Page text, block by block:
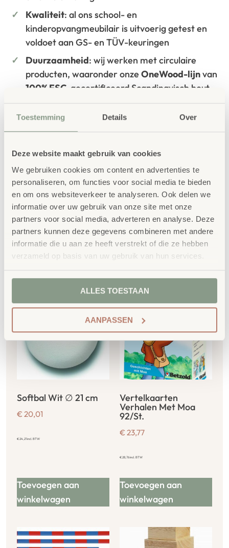
Toestemming Details Over
Deze website maakt gebruik van cookies
We gebruiken cookies om content en advertenties te
personaliseren, om functies voor social media te bieden
en om ons websiteverkeer te analyseren. Ook delen we
informatie over uw gebruik van onze site met onze
partners voor social media, adverteren en analyse. Deze
partners kunnen deze gegevens combineren met andere
informatie die u aan ze heeft verstrekt of die ze hebben
verzameld op basis van uw gebruik van hun services.
ALLES TOESTAAN
AANPASSEN
Kwaliteit: al ons school- en
kinderopvangmeubilair is uitvoerig getest en
voldoet aan GS- en TÜV-keuringen
Duurzaamheid: wij werken met circulaire
producten, waaronder onzeOneWood-lijnvan
100% FSC -gecertificeerd Scandinavisch hout.
Daarnaast zelfs voorzien van het
milieukeurmerk
EU-Ecolabel
Extra informatie
SKU 85141
Gerelateerde
producten
Softbal Wit ∅ 21 cm
€ 20,01
€24,21incl. BTW
Toevoegen aan
winkelwagen
Vertelkaarten
Verhalen Met Moa
92/St.
€ 23,77
€28,76incl. BTW
Toevoegen aan
winkelwagen